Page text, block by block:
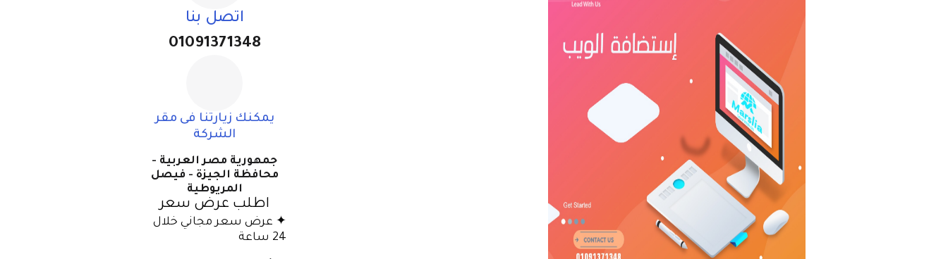
اتصل بنا
01091371348
يمكنك زيارتنا فى مقر
الشركة
جمهورية مصر العربية -
محافظة الجيزة - فيصل
المريوطية
اطلب عرض سعر
✦ عرض سعر مجاني خلال
24 ساعة